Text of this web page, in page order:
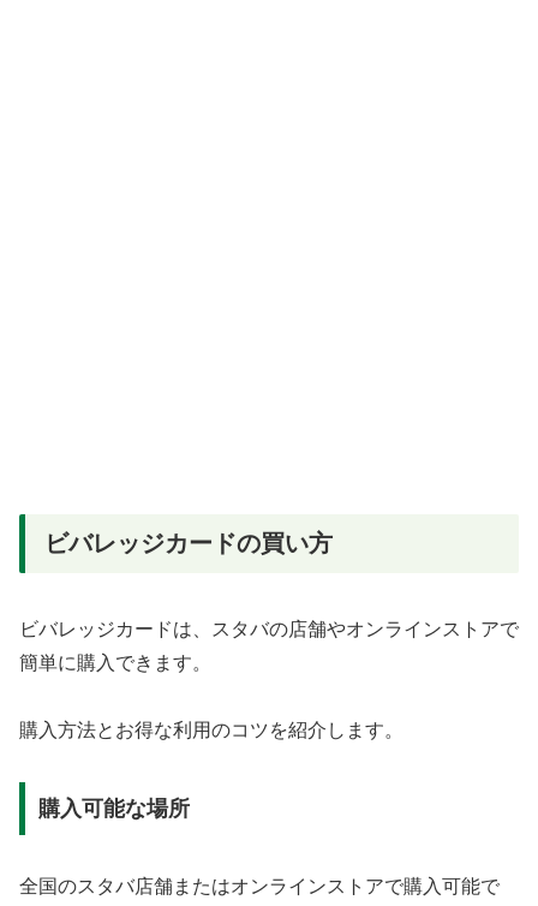
ビバレッジカードの買い方
ビバレッジカードは、スタバの店舗やオンラインストアで
簡単に購入できます。
購入方法とお得な利用のコツを紹介します。
購入可能な場所
全国のスタバ店舗またはオンラインストアで購入可能で